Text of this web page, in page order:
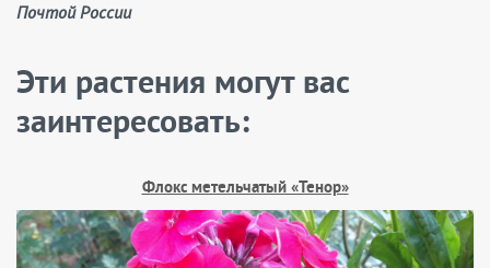
Почтой России
Эти растения могут вас
заинтересовать:
Флокс метельчатый «Тенор»